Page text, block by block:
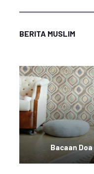
BERITA MUSLIM
Bacaan